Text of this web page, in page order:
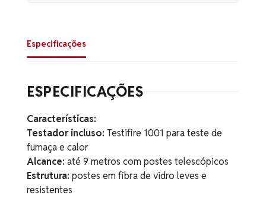
Especificações
ESPECIFICAÇÕES
Características:
Testador incluso: Testifire 1001 para teste de
fumaça e calor
Alcance: até 9 metros com postes telescópicos
Estrutura: postes em fibra de vidro leves e
resistentes